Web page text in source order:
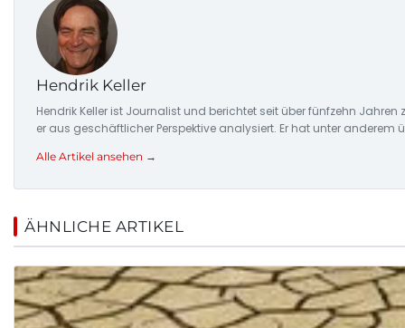
Hendrik Keller
Hendrik Keller ist Journalist und berichtet seit über fünfzehn
er aus geschäftlicher Perspektive analysiert. Er hat unter
Alle Artikel ansehen →
ÄHNLICHE ARTIKEL